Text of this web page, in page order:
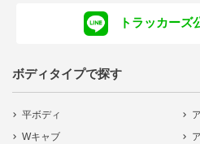
トラッカーズ
ボディタイプで探す
平ボディ
Wキャブ